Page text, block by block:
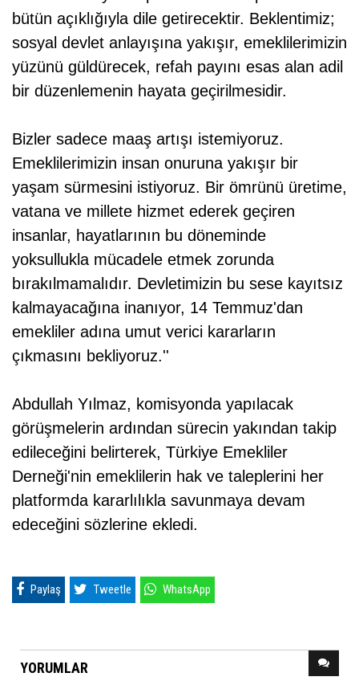
bütün açıklığıyla dile getirecektir. Beklentimiz;
sosyal devlet anlayışına yakışır, emeklilerimizin
yüzünü güldürecek, refah payını esas alan adil
bir düzenlemenin hayata geçirilmesidir.
Bizler sadece maaş artışı istemiyoruz.
Emeklilerimizin insan onuruna yakışır bir
yaşam sürmesini istiyoruz. Bir ömrünü üretime,
vatana ve millete hizmet ederek geçiren
insanlar, hayatlarının bu döneminde
yoksullukla mücadele etmek zorunda
bırakılmamalıdır. Devletimizin bu sese kayıtsız
kalmayacağına inanıyor, 14 Temmuz'dan
emekliler adına umut verici kararların
çıkmasını bekliyoruz.''
Abdullah Yılmaz, komisyonda yapılacak
görüşmelerin ardından sürecin yakından takip
edileceğini belirterek, Türkiye Emekliler
Derneği'nin emeklilerin hak ve taleplerini her
platformda kararlılıkla savunmaya devam
edeceğini sözlerine ekledi.
Paylaş Tweetle WhatsApp
YORUMLAR